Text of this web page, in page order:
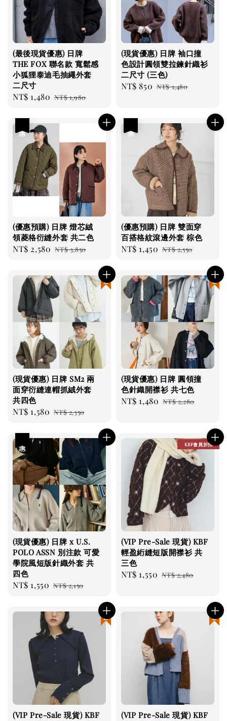
(最後現貨優惠) 日牌
THE FOX 聯名款 寬鬆感
小狐狸泰迪毛抽繩外套
二尺寸
Sale
NT$ 1,480 Regular
NT$ 1,980
(現貨優惠) 日牌 袖口撞
色設計圓領雙拉鍊針織衫
二尺寸 (三色)
Sale
NT$ 850 Regular
NT$ 1,480
(優惠預購) 日牌 燈芯絨
領菱格衍縫外套 共二色
Sale
NT$ 2,580 Regular
NT$ 3,850
(優惠預購) 日牌 雙面穿
百搭格紋滾邊外套 棕色
Sale
NT$ 1,450 Regular
NT$ 2,550
(現貨優惠) 日牌 SM2 兩
面穿衍縫連帽抓絨外套
共四色
Sale
NT$ 1,580 Regular
NT$ 2,350
(現貨優惠) 日牌 圓領撞
色針織開襟衫 共七色
Sale
NT$ 1,480 Regular
NT$ 2,280
(現貨優惠) 日牌 x U.S.
POLO ASSN 別注款 可愛
學院風短版針織外套 共
四色
Sale
NT$ 1,550 Regular
NT$ 2,150
KBF會員折扣
(VIP Pre-Sale 現貨) KBF
輕盈絎縫短版開襟衫 共
三色
Sale
NT$ 1,550 Regular
NT$ 2,480
(VIP Pre-Sale 現貨) KBF
(VIP Pre-Sale 現貨) KBF